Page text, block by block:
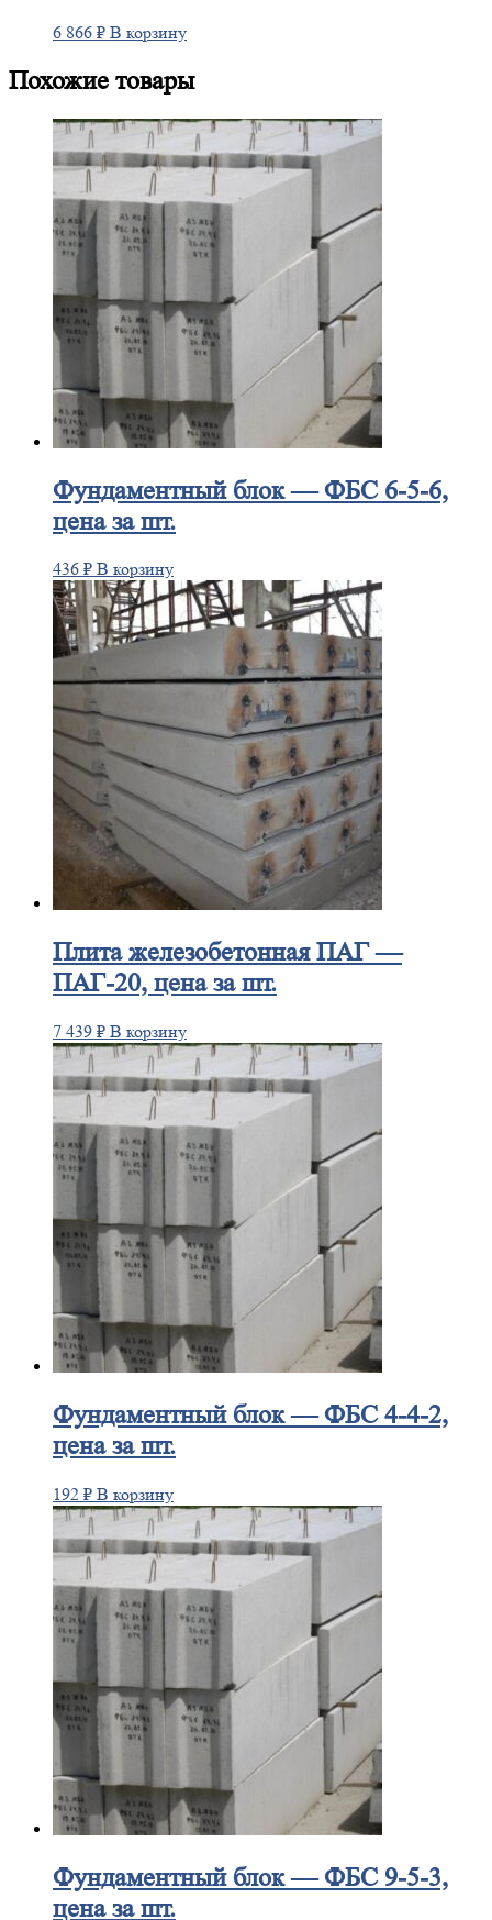
6 866 ₽ В корзину
Похожие товары
Фундаментныйблок — ФБС 6-5-6,
цена за шт.
436 ₽ В корзину
Плитажелезобетонная ПАГ —
ПАГ-20, цена за шт.
7 439 ₽ В корзину
Фундаментныйблок — ФБС 4-4-2,
цена за шт.
192 ₽ В корзину
Фундаментныйблок — ФБС 9-5-3,
цена за шт.